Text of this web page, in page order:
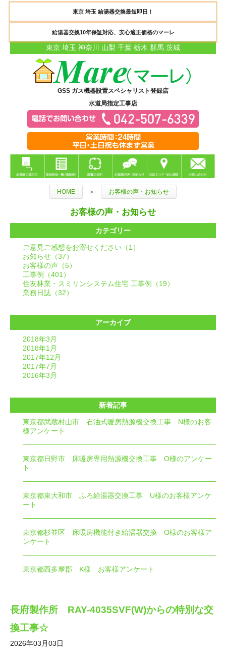
東京 埼玉 給湯器交換最短即日！
給湯器交換10年保証対応、安心適正価格のマーレ
東京 埼玉 神奈川 山梨 千葉 栃木 群馬 茨城
GSS ガス機器設置スペシャリスト登録店
水道局指定工事店
HOME ＞ お客様の声・お知らせ
お客様の声・お知らせ
カテゴリー
ご意見ご感想をお寄せください（1）
お知らせ（37）
お客様の声（5）
工事例（401）
住友林業・スミリンシステム住宅 工事例（19）
業務日誌（32）
アーカイブ
2018年3月
2018年1月
2017年12月
2017年7月
2016年3月
新着記事
東京都武蔵村山市 石油式暖房熱源機交換工事 N様のお客
様アンケート
東京都日野市 床暖房専用熱源機交換工事 O様のアンケー
ト
東京都東大和市 ふろ給湯器交換工事 U様のお客様アンケ
ート
東京都杉並区 床暖房機能付き給湯器交換 O様のお客様ア
ンケート
東京都西多摩郡 K様 お客様アンケート
長府製作所 RAY-4035SVF(W)からの特別な交
換工事☆
2026年03月03日